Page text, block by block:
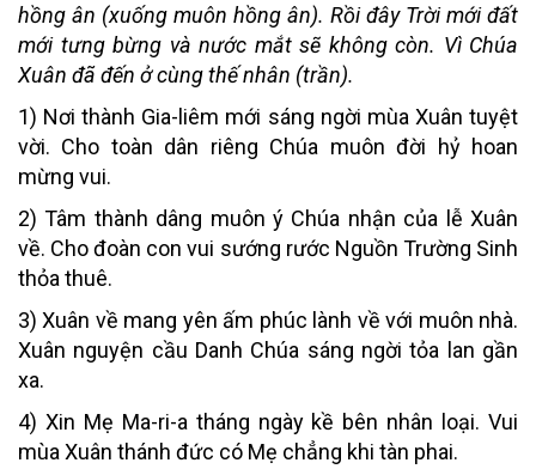
hồng ân (xuống muôn hồng ân). Rồi đây Trời mới đất
mới tưng bừng và nước mắt sẽ không còn. Vì Chúa
Xuân đã đến ở cùng thế nhân (trần).
1) Nơi thành Gia-liêm mới sáng ngời mùa Xuân tuyệt
vời. Cho toàn dân riêng Chúa muôn đời hỷ hoan
mừng vui.
2) Tâm thành dâng muôn ý Chúa nhận của lễ Xuân
về. Cho đoàn con vui sướng rước Nguồn Trường Sinh
thỏa thuê.
3) Xuân về mang yên ấm phúc lành về với muôn nhà.
Xuân nguyện cầu Danh Chúa sáng ngời tỏa lan gần
xa.
4) Xin Mẹ Ma-ri-a tháng ngày kề bên nhân loại. Vui
mùa Xuân thánh đức có Mẹ chẳng khi tàn phai.